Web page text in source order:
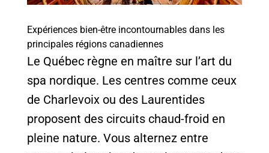
Expériences bien-être incontournables dans les
principales régions canadiennes
Le Québec règne en maître sur l’art du
spa nordique. Les centres comme ceux
de Charlevoix ou des Laurentides
proposent des circuits chaud-froid en
pleine nature. Vous alternez entre